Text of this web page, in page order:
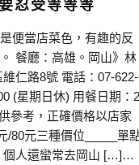
忍受等等等
便當店菜色，有趣的反
餐廳：高雄。岡山》林
仁路8號 電話：07-622-
(星期日休) 用餐日期：2
參考，正確價格以店家
/80元三種價位_____單
個人還蠻常去岡山 […]…